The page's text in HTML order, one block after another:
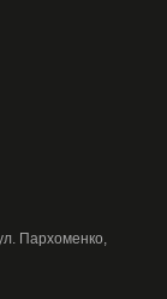
Пархоменко,